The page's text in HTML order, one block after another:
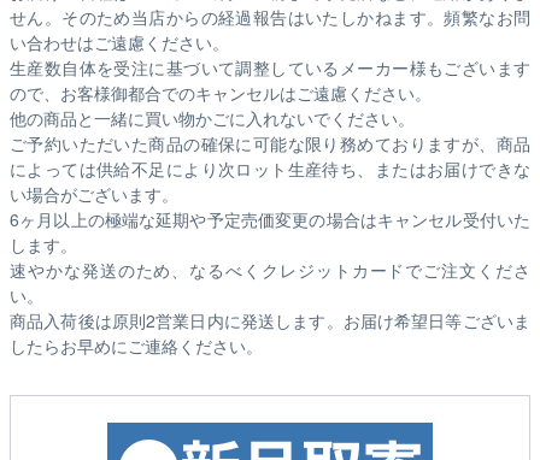
せん。そのため当店からの経過報告はいたしかねます。頻繁なお問
い合わせはご遠慮ください。
生産数自体を受注に基づいて調整しているメーカー様もございます
ので、お客様御都合でのキャンセルはご遠慮ください。
他の商品と一緒に買い物かごに入れないでください。
ご予約いただいた商品の確保に可能な限り務めておりますが、商品
によっては供給不足により次ロット生産待ち、またはお届けできな
い場合がございます。
6ヶ月以上の極端な延期や予定売価変更の場合はキャンセル受付いた
します。
速やかな発送のため、なるべくクレジットカードでご注文くださ
い。
商品入荷後は原則2営業日内に発送します。お届け希望日等ございま
したらお早めにご連絡ください。